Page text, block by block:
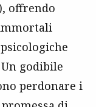
offrendo
godibile
perdonare i